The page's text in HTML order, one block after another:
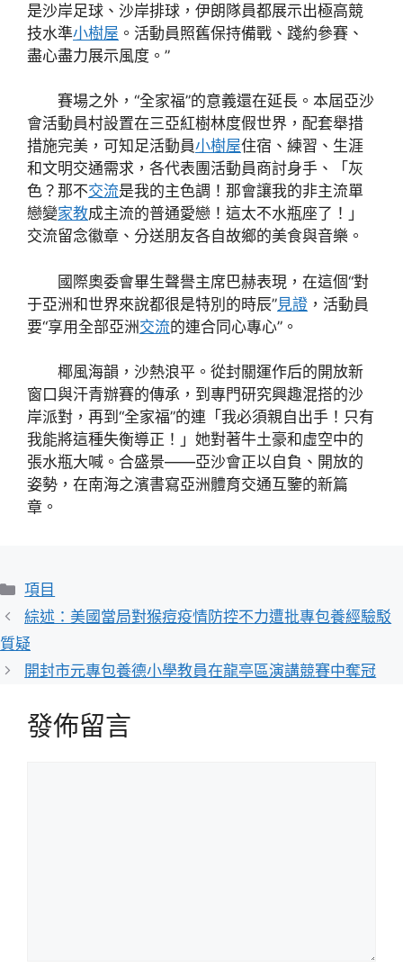
是沙岸足球、沙岸排球，伊朗隊員都展示出極高競
技水準小樹屋 。活動員照舊保持備戰、踐約參賽、
盡心盡力展示風度。”
賽場之外，“全家福”的意義還在延長。本屆亞沙
會活動員村設置在三亞紅樹林度假世界，配套舉措
措施完美，可知足活動員小樹屋住宿、練習、生涯
和文明交通需求，各代表團活動員商討身手、「灰
色？那不交流是我的主色調！那會讓我的非主流單
戀變家教成主流的普通愛戀！這太不水瓶座了！」
交流留念徽章、分送朋友各自故鄉的美食與音樂。
國際奧委會畢生聲譽主席巴赫表現，在這個“對
于亞洲和世界來說都很是特別的時辰”見證 ，活動員
要“享用全部亞洲交流的連合同心專心”。
椰風海韻，沙熱浪平。從封關運作后的開放新
窗口與汗青辦賽的傳承，到專門研究興趣混搭的沙
岸派對，再到“全家福”的連「我必須親自出手！只有
我能將這種失衡導正！」她對著牛土豪和虛空中的
張水瓶大喊。合盛景——亞沙會正以自負、開放的
姿勢，在南海之濱書寫亞洲體育交通互鑒的新篇
章。
分
類
項目
綜述：美國當局對猴痘疫情防控不力遭批專包養經驗駁
質疑
開封市元專包養德小學教員在龍亭區演講競賽中奪冠
發佈留言